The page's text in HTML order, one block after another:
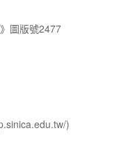
圖版號2477
)